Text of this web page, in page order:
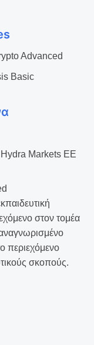
Advanced
Basic
Hydra Markets EE
στον τομέα
περιεχόμενο
σκοπούς.